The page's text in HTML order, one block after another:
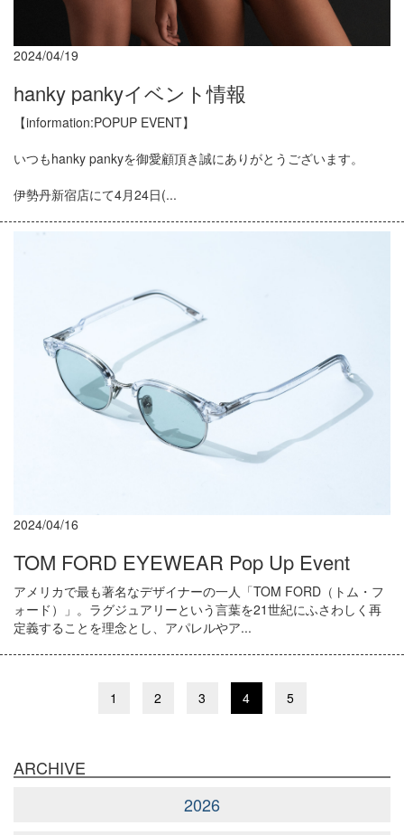
2024/04/19
hanky pankyイベント情報
【information:POPUP EVENT】
いつもhanky pankyを御愛顧頂き誠にありがとうございます。
伊勢丹新宿店にて4月24日(...
2024/04/16
TOM FORD EYEWEAR Pop Up Event
アメリカで最も著名なデザイナーの一人「TOM FORD（トム・フ
ォード）」。ラグジュアリーという言葉を21世紀にふさわしく再
定義することを理念とし、アパレルやア...
1 2 3 4 5
ARCHIVE
2026